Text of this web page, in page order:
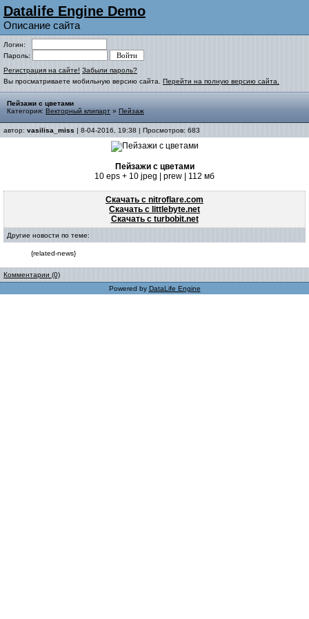
Datalife Engine Demo
Описание сайта
Логин:
Пароль:
Регистрация на сайте! Забыли пароль?
Вы просматриваете мобильную версию сайта. Перейти на полную версию сайта.
Пейзажи с цветами
Категория: Векторный клипарт » Пейзаж
автор: vasilisa_miss | 8-04-2016, 19:38 | Просмотров: 683
Пейзажи с цветами
10 eps + 10 jpeg | prew | 112 мб
Скачать с nitroflare.com
Скачать с littlebyte.net
Скачать с turbobit.net
Другие новости по теме:
{related-news}
Комментарии (0)
Powered by DataLife Engine